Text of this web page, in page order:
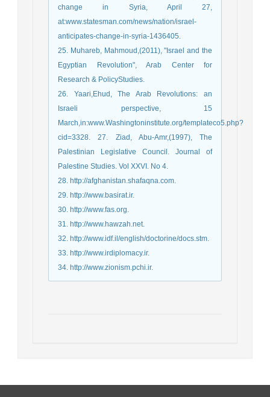
change in Syria, April 27,
at:www.statesman.com/news/nation/israel-
anticipates-change-in-syria-1436405.
25. Muhareb, Mahmoud,(2011), "Israel and the
Egyptian Revolution", Arab Center for
Research & PolicyStudies.
26. Yaari,Ehud, The Arab Revolutions: an
Israeli perspective, 15
March,in:www.Washingtoninstitute.org/templateco5.php?
cid=3328. 27. Ziad, Abu-Amr,(1997), The
Palestinian Legislative Council. Journal of
Palestine Studies. Vol XXVI. No 4.
28. http://afghanistan.shafaqna.com.
29. http://www.basirat.ir.
30. http://www.fas.org.
31. http://www.hawzah.net.
32. http://www.idf.il/english/doctorine/docs.stm.
33. http://www.irdiplomacy.ir.
34. http://www.zionism.pchi.ir.